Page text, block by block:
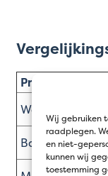
Wij gebruiken
raadplegen.
en niet-
kunnen wij
toestemming
Product
Watersaver
Bar power RPR